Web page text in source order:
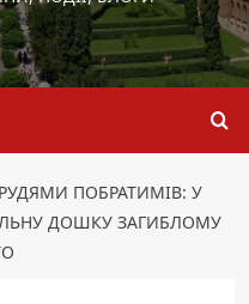
ПОБРАТИМІВ: У
ДОШКУ ЗАГИБЛОМУ